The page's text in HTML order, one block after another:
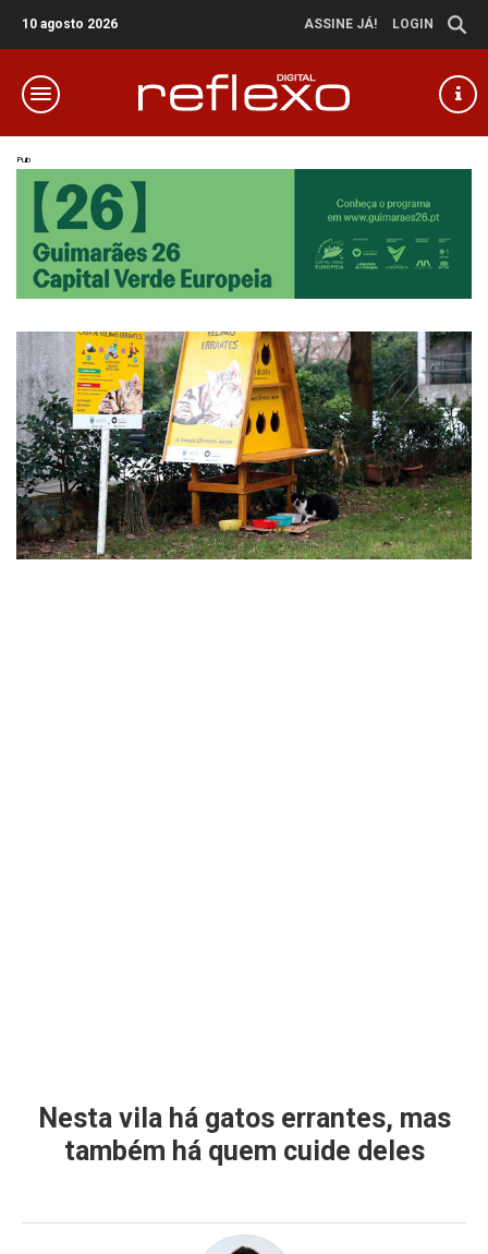
10 agosto 2026 ASSINE JÁ! LOGIN
Pub
Nesta vila há gatos errantes, mas
também há quem cuide deles